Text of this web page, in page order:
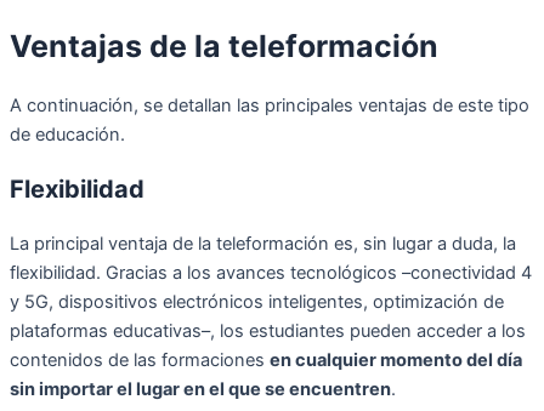
Ventajas de la teleformación
A continuación, se detallan las principales ventajas de este tipo
de educación.
Flexibilidad
La principal ventaja de la teleformación es, sin lugar a duda, la
flexibilidad. Gracias a los avances tecnológicos –conectividad 4
y 5G, dispositivos electrónicos inteligentes, optimización de
plataformas educativas–, los estudiantes pueden acceder a los
contenidos de las formaciones en cualquier momento del día
sin importar el lugar en el que se encuentren.